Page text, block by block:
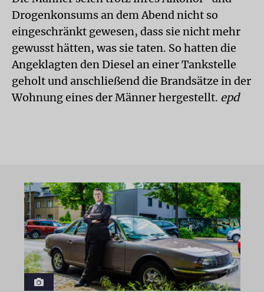
Drogenkonsums an dem Abend nicht so
eingeschränkt gewesen, dass sie nicht mehr
gewusst hätten, was sie taten. So hatten die
Angeklagten den Diesel an einer Tankstelle
geholt und anschließend die Brandsätze in der
Wohnung eines der Männer hergestellt. epd